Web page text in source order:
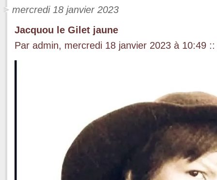
mercredi 18 janvier 2023
Jacquou le Gilet jaune
Par admin, mercredi 18 janvier 2023 à 10:49 ::